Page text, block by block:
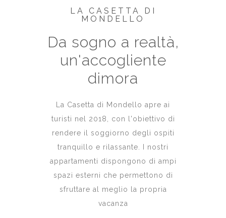
LA CASETTA DI
MONDELLO
Da sogno a realtà,
un'accogliente
dimora
La Casetta di Mondello apre ai
turisti nel 2018, con l'obiettivo di
rendere il soggiorno degli ospiti
tranquillo e rilassante. I nostri
appartamenti dispongono di ampi
spazi esterni che permettono di
sfruttare al meglio la propria
vacanza